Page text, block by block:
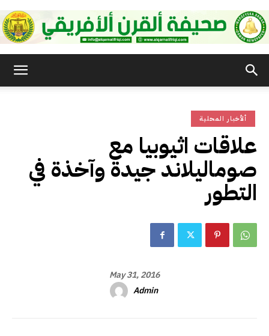
الأفريقي
ألأخبار المحلية
علاقات اثيوبيا مع
صوماليلاند جيدة وآخذة في
التطور
May 31, 2016
Admin